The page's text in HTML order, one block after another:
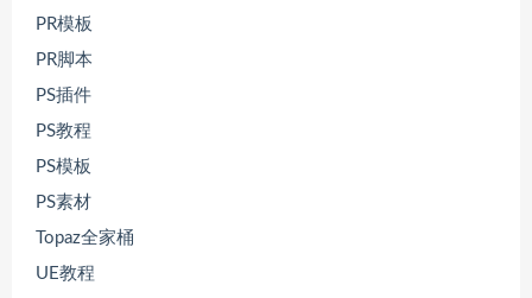
PR模板
PR脚本
PS插件
PS教程
PS模板
PS素材
Topaz全家桶
UE教程